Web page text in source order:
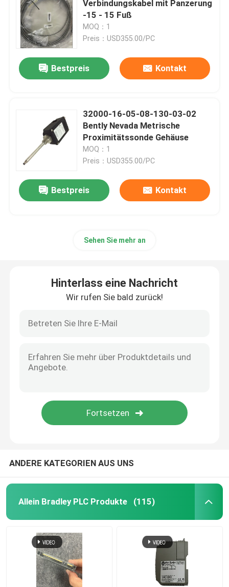
ABB-Ventilpositionierer
HONEYWELL-Sender
EMERSON TREX Gerätekommunikator
SIEMENS-Sender
SICK-Instrumente
Keyence Sensoren
Phoenix-Komponenten
Verbindungskabel mit Panzerung
-15 - 15 Fuß
MOQ：1
Preis：USD355.00/PC
Bestpreis Kontakt
32000-16-05-08-130-03-02
Bently Nevada Metrische
Proximitätssonde Gehäuse
MOQ：1
Preis：USD355.00/PC
Bestpreis Kontakt
Sehen Sie mehr an
Hinterlass eine Nachricht
Wir rufen Sie bald zurück!
ANDERE KATEGORIEN AUS UNS
Allein Bradley PLC Produkte (115)